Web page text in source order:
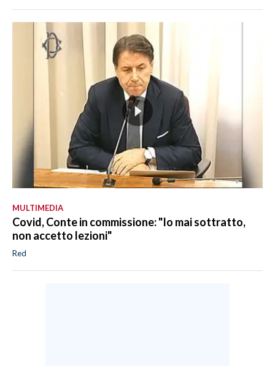
MULTIMEDIA
Covid, Conte in commissione: "Io mai sottratto,
non accetto lezioni"
Red